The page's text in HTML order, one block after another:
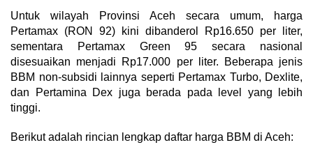
Untuk wilayah Provinsi Aceh secara umum, harga
Pertamax (RON 92) kini dibanderol Rp16.650 per liter,
sementara Pertamax Green 95 secara nasional
disesuaikan menjadi Rp17.000 per liter. Beberapa jenis
BBM non-subsidi lainnya seperti Pertamax Turbo, Dexlite,
dan Pertamina Dex juga berada pada level yang lebih
tinggi.
Berikut adalah rincian lengkap daftar harga BBM di Aceh: